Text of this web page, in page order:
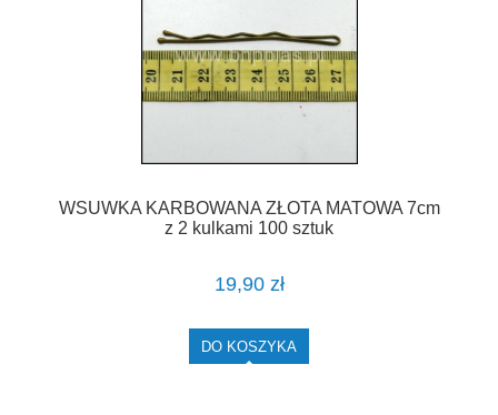
WSUWKA KARBOWANA ZŁOTA MATOWA 7cm
z 2 kulkami 100 sztuk
19,90 zł
DO KOSZYKA